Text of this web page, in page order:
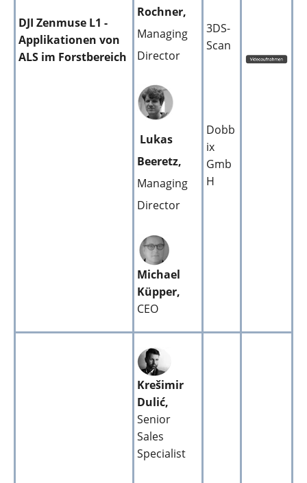
DJI Zenmuse L1 -
Applikationen von
ALS im Forstbereich
Rochner,
Managing
Director
Lukas
Beeretz,
Managing
Director
Michael
Küpper,
CEO
3DS-
Scan
Dobb
ix
Gmb
H
Krešimir
Dulić,
Senior
Sales
Specialist